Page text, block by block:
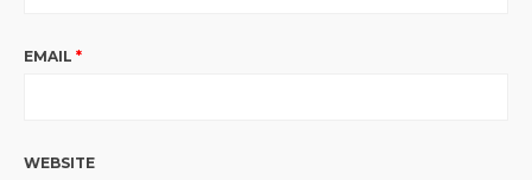
EMAIL *
WEBSITE